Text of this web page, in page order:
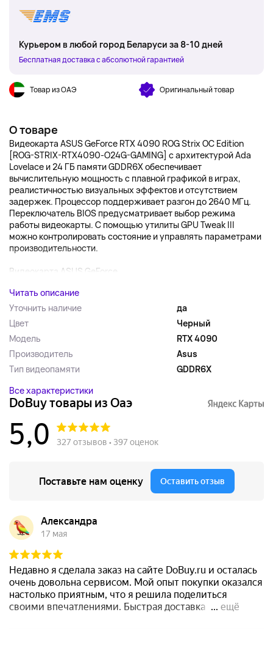
Курьером в любой город Беларуси за 8-10 дней
Бесплатная доставка с абсолютной гарантией
Товар из ОАЭ Оригинальный товар
О товаре
Видеокарта ASUS GeForce RTX 4090 ROG Strix OC Edition
[ROG-STRIX-RTX4090-O24G-GAMING] с архитектурой Ada
Lovelace и 24 ГБ памяти GDDR6X обеспечивает
вычислительную мощность с плавной графикой в играх,
реалистичностью визуальных эффектов и отсутствием
задержек. Процессор поддерживает разгон до 2640 МГц.
Переключатель BIOS предусматривает выбор режима
работы видеокарты. С помощью утилиты GPU Tweak III
можно контролировать состояние и управлять параметрами
производительности.
Видеокарта ASUS GeForce...
Читать описание
Уточнить наличие
да
Цвет
Черный
Модель
RTX 4090
Производитель
Asus
Тип видеопамяти
GDDR6X
Все характеристики